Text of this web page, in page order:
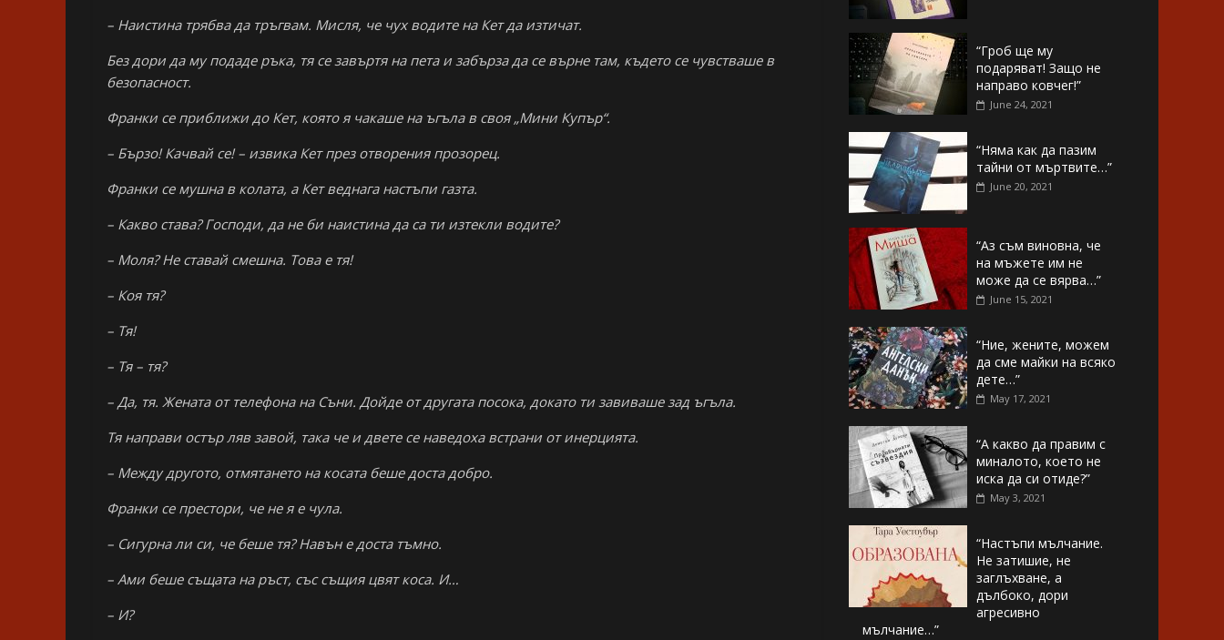
– Наистина трябва да тръгвам. Мисля, че чух водите на Кет да изтичат.
Без дори да му подаде ръка, тя се завъртя на пета и забърза да се върне там, където се чувстваше в
безопасност.
Франки се приближи до Кет, която я чакаше на ъгъла в своя „Мини Купър“.
– Бързо! Качвай се! – извика Кет през отворения прозорец.
Франки се мушна в колата, а Кет веднага настъпи газта.
– Какво става? Господи, да не би наистина да са ти изтекли водите?
– Моля? Не ставай смешна. Това е тя!
– Коя тя?
– Тя!
– Тя – тя?
– Да, тя. Жената от телефона на Съни. Дойде от другата посока, докато ти завиваше зад ъгъла.
Тя направи остър ляв завой, така че и двете се наведоха встрани от инерцията.
– Между другото, отмятането на косата беше доста добро.
Франки се престори, че не я е чула.
– Сигурна ли си, че беше тя? Навън е доста тъмно.
– Ами беше същата на ръст, със същия цвят коса. И…
– И?
“Гроб ще му
подаряват! Защо не
направо ковчег!”
June 24, 2021
“Няма как да пазим
тайни от мъртвите…”
June 20, 2021
“Аз съм виновна, че
на мъжете им не
може да се вярва…”
June 15, 2021
“Ние, жените, можем
да сме майки на всяко
дете…”
May 17, 2021
“А какво да правим с
миналото, което не
иска да си отиде?”
May 3, 2021
“Настъпи мълчание.
Не затишие, не
заглъхване, а
дълбоко, дори
агресивно
мълчание…”